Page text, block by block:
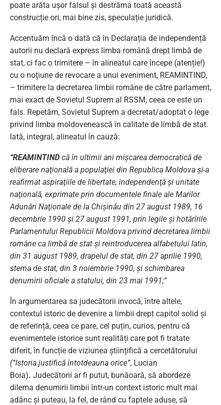
poate arăta ușor falsul și destrăma toată această
construcție ori, mai bine zis, speculație juridică.
Accentuăm încă o dată că în Declarația de independență
autorii nu declară express limba română drept limbă de
stat, ci fac o trimitere – în alineatul care începe (atenție!)
cu o noțiune de revocare a unui eveniment, REAMINTIND,
– trimitere la decretarea limbii române de către parlament,
mai exact de Sovietul Suprem al RSSM, ceea ce este un
fals. Repetăm, Sovietul Suprem a decretat/adoptat o lege
privind limba moldovenească în calitate de limbă de stat.
Iată, integral, alineatul în cauză:
“REAMINTIND că în ultimii ani mişcarea democratică de
eliberare naţională a populaţiei din Republica Moldova şi-a
reafirmat aspiraţiile de libertate, independenţă şi unitate
naţională, exprimate prin documentele finale ale Marilor
Adunări Naţionale de la Chişinău din 27 august 1989, 16
decembrie 1990 şi 27 august 1991, prin legile şi hotărîrile
Parlamentului Republicii Moldova privind decretarea limbii
române ca limbă de stat şi reintroducerea alfabetului latin,
din 31 august 1989, drapelul de stat, din 27 aprilie 1990,
stema de stat, din 3 noiembrie 1990, şi schimbarea
denumirii oficiale a statului, din 23 mai 1991;”
În argumentarea sa judecătorii invocă, între altele,
contextul istoric de devenire a limbii drept capitol solid și
de referință, ceea ce pare, cel puțin, curios, pentru că
evenimentele istorice sunt realități care pot fi tratate
diferit, în funcție de viziunea științifică a cercetătorului
(“Istoria justifică întotdeauna orice”, Lucian
Boia). Judecătorii ar fi putut, bunăoară, să abordeze
dilema denumirii limbii într-un context istoric mult mai
adânc și puteau, la fel, de rând cu faptele aduse, să